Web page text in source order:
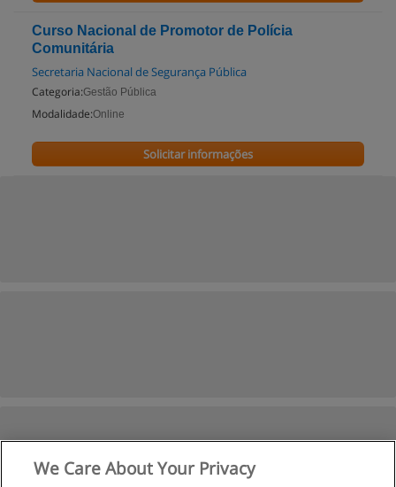
Curso Nacional de Promotor de Polícia
Comunitária
Secretaria Nacional de Segurança Pública
Categoria:Gestão Pública
Modalidade:Online
Solicitar informações
We Care About Your Privacy